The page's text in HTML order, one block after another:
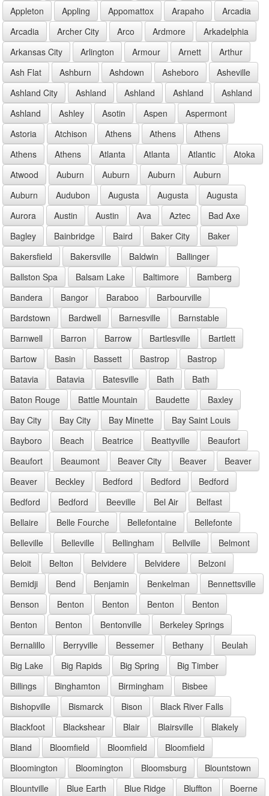
Appleton
Appling Appomattox Arapaho
Arcadia
Arcadia
Archer City Arco Ardmore
Arkadelphia
Arkansas City
Arlington Armour Arnett
Arthur
Ash Flat
Ashburn Ashdown Asheboro
Asheville
Ashland City
Ashland Ashland Ashland
Ashland
Ashland
Ashley Asotin Aspen
Aspermont
Astoria
Atchison Athens Athens
Athens
Athens
Athens Atlanta Atlanta Atlantic
Atoka
Atwood
Auburn Auburn Auburn
Auburn
Auburn
Audubon Augusta Augusta
Augusta
Aurora
Austin Austin Ava Aztec
Bad Axe
Bagley
Bainbridge Baird Baker City
Baker
Bakersfield
Bakersville Baldwin
Ballinger
Ballston Spa
Balsam Lake Baltimore
Bamberg
Bandera
Bangor Baraboo
Barbourville
Bardstown
Bardwell Barnesville
Barnstable
Barnwell
Barron Barrow Bartlesville
Bartlett
Bartow
Basin Bassett Bastrop
Bastrop
Batavia
Batavia Batesville Bath
Bath
Baton Rouge
Battle Mountain Baudette
Baxley
Bay City
Bay City Bay Minette
Bay Saint Louis
Bayboro
Beach Beatrice Beattyville
Beaufort
Beaufort
Beaumont Beaver City Beaver
Beaver
Beaver
Beckley Bedford Bedford
Bedford
Bedford
Bedford Beeville Bel Air
Belfast
Bellaire
Belle Fourche Bellefontaine
Bellefonte
Belleville
Belleville Bellingham Bellville
Belmont
Beloit
Belton Belvidere Belvidere
Belzoni
Bemidji
Bend Benjamin Benkelman
Bennettsville
Benson
Benton Benton Benton
Benton
Benton
Benton Bentonville
Berkeley Springs
Bernalillo
Berryville Bessemer Bethany
Beulah
Big Lake
Big Rapids Big Spring
Big Timber
Billings
Binghamton Birmingham
Bisbee
Bishopville
Bismarck Bison
Black River Falls
Blackfoot
Blackshear Blair Blairsville
Blakely
Bland
Bloomfield Bloomfield
Bloomfield
Bloomington
Bloomington Bloomsburg
Blountstown
Blountville
Blue Earth Blue Ridge Bluffton
Boerne